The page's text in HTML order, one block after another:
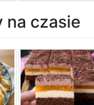
na czasie